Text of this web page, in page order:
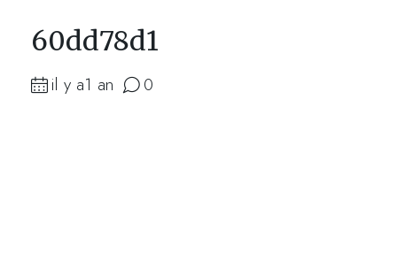
60dd78d1
il y a1 an 0